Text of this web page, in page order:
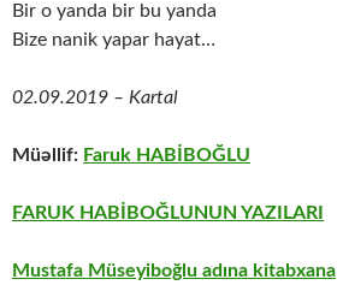
Bir o yanda bir bu yanda
Bize nanik yapar hayat…
02.09.2019 – Kartal
Müəllif: Faruk HABİBOĞLU
FARUK HABİBOĞLUNUN YAZILARI
Mustafa Müseyiboğlu adına kitabxana